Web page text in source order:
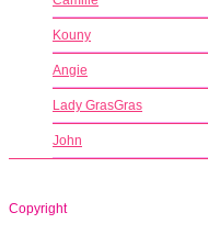
Kouny
Angie
Lady GrasGras
John
Copyright